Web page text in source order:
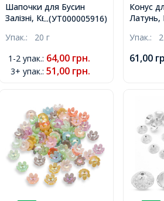
...(УТ000005916)
Шапочки для Бусин
Залізні, Квітка, Колір:
Отвір 1.2мм, близько
Упак.: 20 г
1-2 упак.: 64,00 грн.
3+ упак.: 51,00 грн.
Конус
Латунь,
Упак.:
61,00